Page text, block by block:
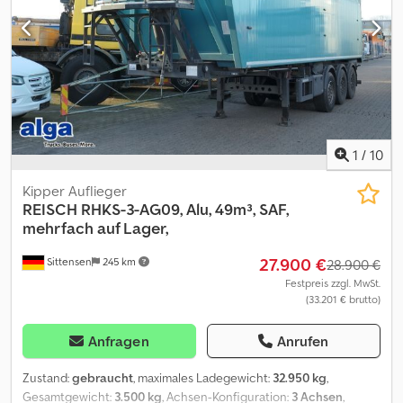
1 / 10
Sittensen 245 km
Kipper Auflieger
REISCH RHKS-3-AG09, Alu, 49m³, SAF,
mehrfach auf Lager,
27.900 €28.900 €
Festpreis zzgl. MwSt.
(33.201 € brutto)
Anfragen Anrufen
Zustand:gebraucht, maximales Ladegewicht: 32.950 kg,
Gesamtgewicht: 3.500 kg, Achsen-Konfiguration: 3 Achsen,